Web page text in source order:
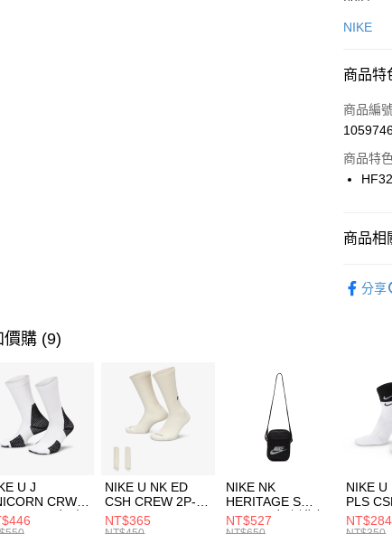
信用卡
合作
華南
上海
國泰
聯邦
台新
LINE
Apple
【關於
３．安
【「
１．於
付」結
２．訂
３．收
／ATM
※ 請注
絡購買
每筆
每筆
付款後
每筆
NIKE
商品特
商品編
商品特色
商品相
分享
價購 (9)
U J
CRW
-160 男女 中
FZ3393100
NIKE U NK ED
CSH CREW 2P-
144 EMBRDY 男
女 短統襪
NT$365
NIKE NK
HERITAGE S
SMIT 男女 側背包
BA5871010
NT$527
NIKE U
PLS
144
襪
NT$284